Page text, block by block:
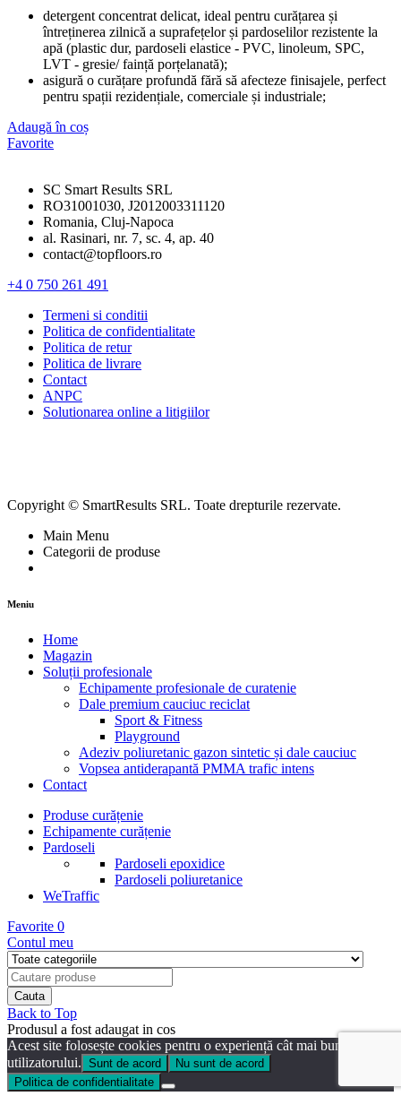
detergent concentrat delicat, ideal pentru curățarea și
întreținerea zilnică a suprafețelor și pardoselilor rezistente la
apă (plastic dur, pardoseli elastice - PVC, linoleum, SPC,
LVT - gresie/ faință porțelanată);
asigură o curățare profundă fără să afecteze finisajele, perfect
pentru spații rezidențiale, comerciale și industriale;
Adaugă în coș
Favorite
SC Smart Results SRL
RO31001030, J2012003311120
Romania, Cluj-Napoca
al. Rasinari, nr. 7, sc. 4, ap. 40
contact@topfloors.ro
+4 0 750 261 491
Termeni si conditii
Politica de confidentialitate
Politica de retur
Politica de livrare
Contact
ANPC
Solutionarea online a litigiilor
Copyright © SmartResults SRL. Toate drepturile rezervate.
Main Menu
Categorii de produse
Meniu
Home
Magazin
Soluții profesionale
Echipamente profesionale de curatenie
Dale premium cauciuc reciclat
Sport & Fitness
Playground
Adeziv poliuretanic gazon sintetic și dale cauciuc
Vopsea antiderapantă PMMA trafic intens
Contact
Produse curățenie
Echipamente curățenie
Pardoseli
Pardoseli epoxidice
Pardoseli poliuretanice
WeTraffic
Favorite 0
Contul meu
Back to Top
Produsul a fost adaugat in cos
Acest site folosește cookies pentru o experiență cât mai bună a
utilizatorului. Sunt de acord
Nu sunt de acord
Politica de confidentialitate